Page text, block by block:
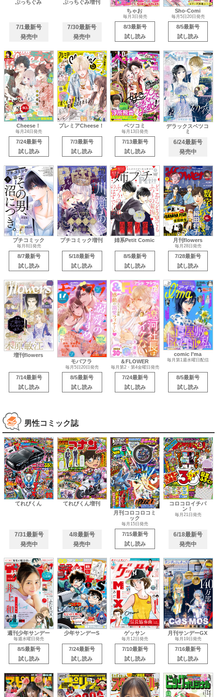
ぷっちぐみ
7/1最新号
発売中
ぷっちぐみ増刊
7/30最新号
発売中
ちゃお
毎月3日発売
8/3最新号
試し読み
Sho-Comi
毎月5日20日発売
8/5最新号
試し読み
Cheese！
毎月24日発売
7/24最新号
試し読み
プレミアCheese！
7/3最新号
試し読み
ベツコミ
毎月13日発売
7/13最新号
試し読み
デラックスベツコ
ミ
6/24最新号
発売中
プチコミック
毎月8日発売
8/7最新号
試し読み
プチコミック増刊
5/18最新号
試し読み
姉系Petit Comic
8/5最新号
試し読み
月刊flowers
毎月28日発売
7/28最新号
試し読み
増刊flowers
7/14最新号
試し読み
モバフラ
毎月5日20日発売
8/5最新号
試し読み
＆FLOWER
毎月第2・第4金曜日発売
7/24最新号
試し読み
comic I’ma
毎月第1週水曜日配信
8/5最新号
試し読み
男性コミック誌
てれびくん
7/31最新号
発売中
てれびくん増刊
4/8最新号
発売中
月刊コロコロコミ
ック
毎月15日発売
7/15最新号
試し読み
コロコロイチバ
ン！
毎月21日発売
6/18最新号
発売中
週刊少年サンデー
毎週水曜日発売
8/5最新号
試し読み
少年サンデーS
7/24最新号
試し読み
ゲッサン
毎月12日発売
7/10最新号
試し読み
月刊サンデーGX
毎月19日発売
7/16最新号
試し読み